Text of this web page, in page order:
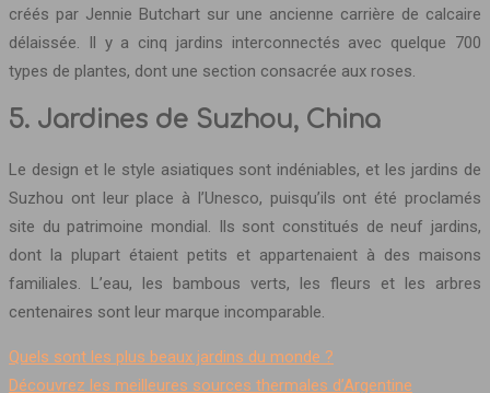
créés par Jennie Butchart sur une ancienne carrière de calcaire
délaissée. Il y a cinq jardins interconnectés avec quelque 700
types de plantes, dont une section consacrée aux roses.
5. Jardines de Suzhou, China
Le design et le style asiatiques sont indéniables, et les jardins de
Suzhou ont leur place à l’Unesco, puisqu’ils ont été proclamés
site du patrimoine mondial. Ils sont constitués de neuf jardins,
dont la plupart étaient petits et appartenaient à des maisons
familiales. L’eau, les bambous verts, les fleurs et les arbres
centenaires sont leur marque incomparable.
Quels sont les plus beaux jardins du monde ?
Découvrez les meilleures sources thermales d’Argentine